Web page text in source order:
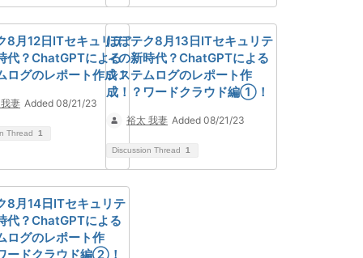
8月12日ITセキュリテ
代？ChatGPTによる
ログのレポート作成！
妻 Added 08/21/23
Thread 1
ほぼテク8月13日ITセキュリテ
ィの新時代？ChatGPTによる
システムログのレポート作
成！？ワードクラウド編①！
裕太 我妻 Added 08/21/23
Discussion Thread 1
8月14日ITセキュリテ
代？ChatGPTによる
ログのレポート作
ードクラウド編②！